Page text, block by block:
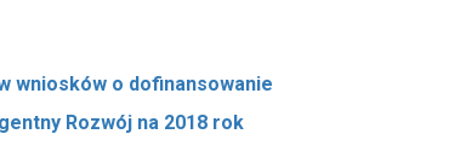
wniosków o dofinansowanie
Rozwój na 2018 rok